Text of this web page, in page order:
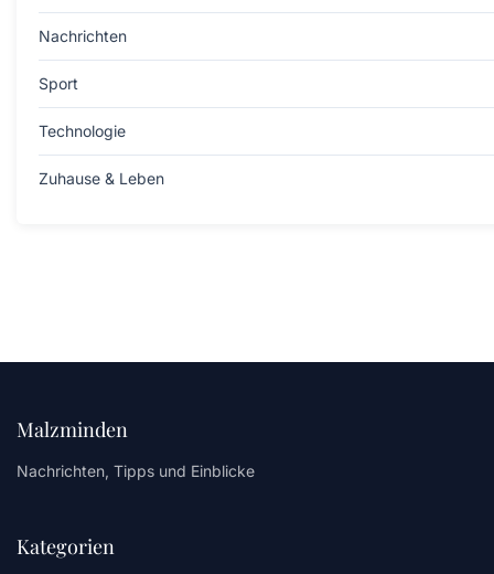
Nachrichten
Sport
Technologie
Zuhause & Leben
Malzminden
Nachrichten, Tipps und Einblicke
Kategorien